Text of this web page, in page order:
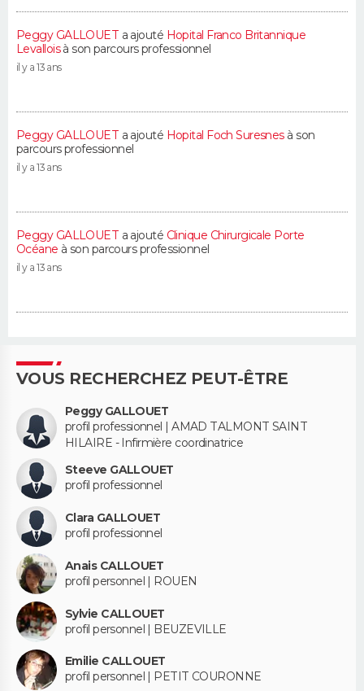
Peggy GALLOUET a ajouté Hopital Franco Britannique
Levalloisà son parcours professionnel
il y a 13 ans
Peggy GALLOUET a ajouté Hopital Foch Suresnesà son
parcours professionnel
il y a 13 ans
Peggy GALLOUET a ajouté Clinique Chirurgicale Porte
Océane à son parcours professionnel
il y a 13 ans
VOUS RECHERCHEZ PEUT-ÊTRE
Peggy GALLOUET
profil professionnel | AMAD TALMONT SAINT
HILAIRE - Infirmière coordinatrice
Steeve GALLOUET
profil professionnel
Clara GALLOUET
profil professionnel
Anais CALLOUET
profil personnel | ROUEN
Sylvie CALLOUET
profil personnel | BEUZEVILLE
Emilie CALLOUET
profil personnel | PETIT COURONNE